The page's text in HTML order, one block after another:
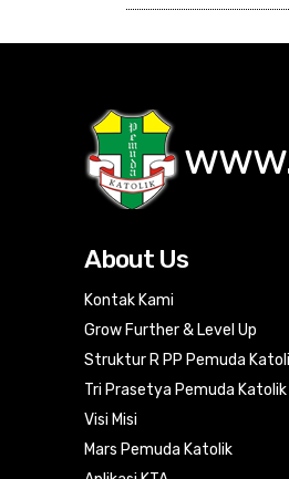
About Us
Kontak Kami
Grow Further & Level Up
Struktur R PP Pemuda
Tri Prasetya Pemuda Katolik
Visi Misi
Mars Pemuda Katolik